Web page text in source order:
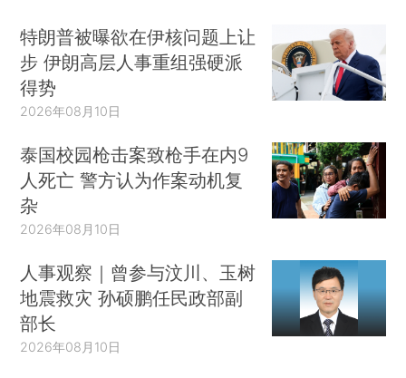
特朗普被曝欲在伊核问题上让
步 伊朗高层人事重组强硬派
得势
2026年08月10日
泰国校园枪击案致枪手在内9
人死亡 警方认为作案动机复
杂
2026年08月10日
人事观察｜曾参与汶川、玉树
地震救灾 孙硕鹏任民政部副
部长
2026年08月10日